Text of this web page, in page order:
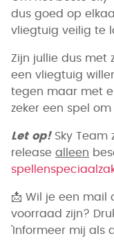
dus goed op
vliegtuig veilig te
Zijn jullie dus met
een vliegtuig
tegen maar met
zeker een spel
Let op! Sky Team
release alleen
📩 Wil je een mail
voorraad zijn?
'Informeer mij als